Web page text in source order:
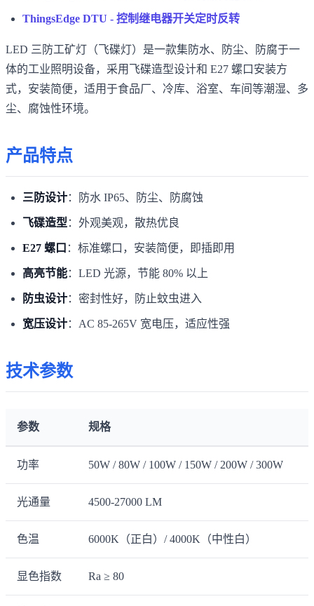
ThingsEdge DTU - 控制继电器开关定时反转
LED 三防工矿灯（飞碟灯）是一款集防水、防尘、防腐于一
体的工业照明设备，采用飞碟造型设计和 E27 螺口安装方
式，安装简便，适用于食品厂、冷库、浴室、车间等潮湿、多
尘、腐蚀性环境。
产品特点
三防设计：防水 IP65、防尘、防腐蚀
飞碟造型 ：外观美观，散热优良
E27 螺口 ：标准螺口，安装简便，即插即用
高亮节能：LED 光源，节能 80% 以上
防虫设计：密封性好，防止蚊虫进入
宽压设计：AC 85-265V 宽电压，适应性强
技术参数
参数 规格
功率 50W / 80W / 100W / 150W / 200W / 300W
光通量 4500-27000 LM
色温 6000K（正白）/ 4000K（中性白）
显色指数 Ra ≥ 80